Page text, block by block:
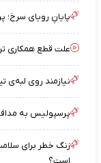
پایانِ رویای سرخ؛
علت قطع همکاری
نیازمند روی لبه‌ی
پرسپولیس به
زنگ خطر برای